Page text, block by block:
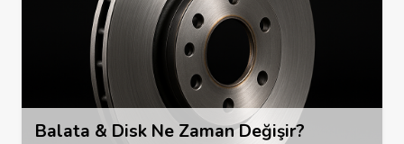
Balata & Disk Ne Zaman Değişir?